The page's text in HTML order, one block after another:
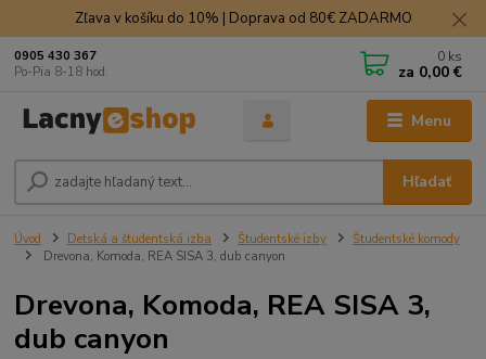
Zľava v košíku do 10% | Doprava od 80€ ZADARMO
Menu
Hľadať
0905 430 367
Po-Pia 8-18 hod.
0 ks
za 0,00 €
Úvod Detská a študentská izba Študentské izby
Študentské komody
Drevona, Komoda, REA SISA 3, dub canyon
Drevona, Komoda, REA SISA 3,
dub canyon